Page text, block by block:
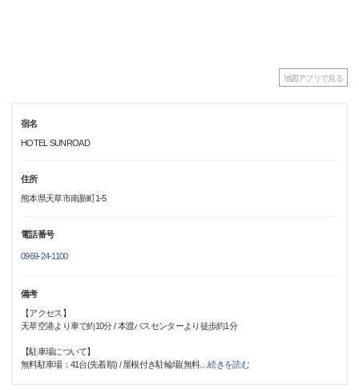
地図アプリで見る
宿名
HOTEL SUNROAD
住所
熊本県天草市南新町1-5
電話番号
0969-24-1100
備考
【アクセス】
天草空港より車で約10分 / 本渡バスセンターより徒歩約1分
【駐車場について】
無料駐車場：41台(先着順) / 屋根付き駐輪場(無料…続きを読む